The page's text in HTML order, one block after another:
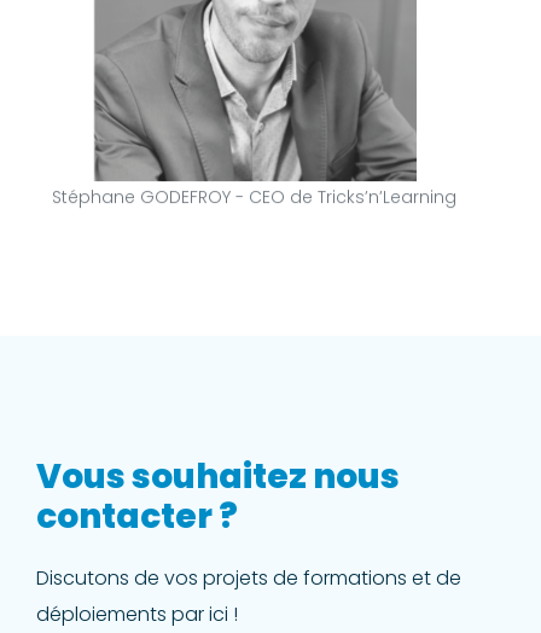
Stéphane GODEFROY - CEO de Tricks’n’Learning
Vous souhaitez nous
contacter ?
Discutons de vos projets de formations et de
déploiements par ici !